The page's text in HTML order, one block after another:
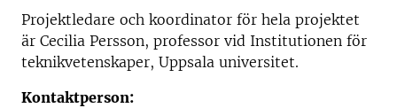
Projektledare och koordinator för hela projektet
är Cecilia Persson, professor vid Institutionen för
teknikvetenskaper, Uppsala universitet.
Kontaktperson: